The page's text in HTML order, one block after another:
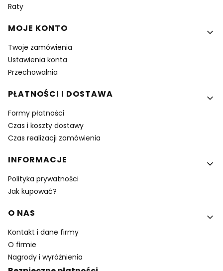
Raty
MOJE KONTO
Twoje zamówienia
Ustawienia konta
Przechowalnia
PŁATNOŚCI I DOSTAWA
Formy płatności
Czas i koszty dostawy
Czas realizacji zamówienia
INFORMACJE
Polityka prywatności
Jak kupować?
O NAS
Kontakt i dane firmy
O firmie
Nagrody i wyróżnienia